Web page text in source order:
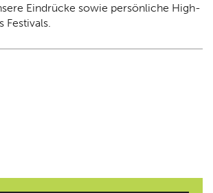
Eindrücke sowie persönliche High-
Festivals.